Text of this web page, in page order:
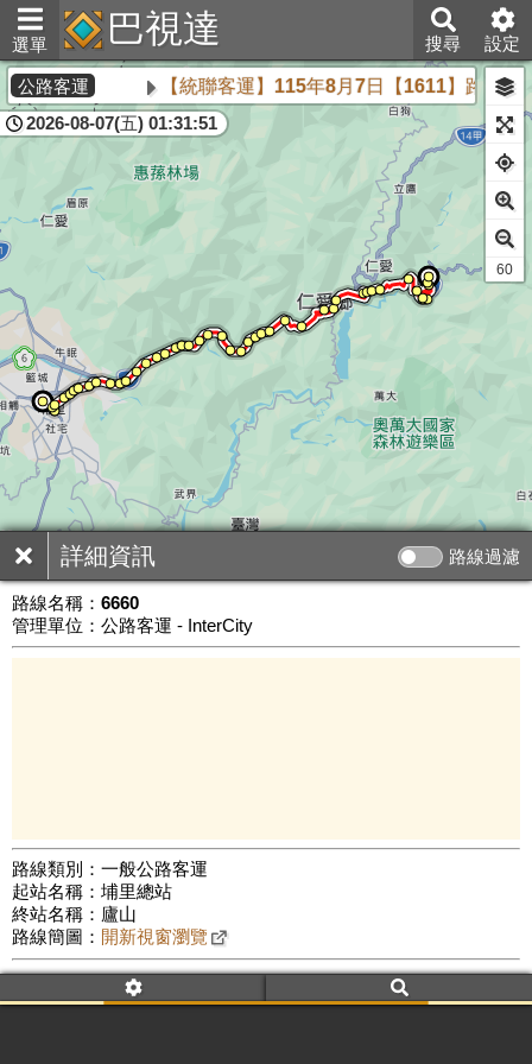
選單 巴視達 搜尋 設定
詳細資訊 路線過濾
路線名稱： 6660
管理單位：公路客運 - InterCity
路線類別：一般公路客運
起站名稱：埔里總站
終站名稱：廬山
路線簡圖： 開新視窗瀏覽
附屬名稱：6660
車頭描述：埔里
廬山
公路客運 【統聯客運】115年8月7日【1611】路線無
2026-08-07(五) 01:31:51
公車數量: 累計761、上線331
61